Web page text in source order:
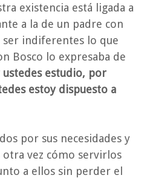
existencia está ligada a
a la de un padre con
ser indiferentes lo que
Bosco lo expresaba de
ustedes estudio, por
estoy dispuesto a
por sus necesidades y
vez cómo servirlos
a ellos sin perder el